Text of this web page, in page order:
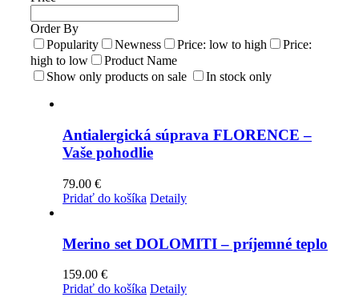
Order By
Popularity
Newness Price: low to high
Price:
high to low
Product Name
Show only products on sale
In stock only
Antialergická súprava FLORENCE –
Vaše pohodlie
79.00 €
Pridať do košíka Detaily
Merino set DOLOMITI – príjemné teplo
159.00 €
Pridať do košíka Detaily